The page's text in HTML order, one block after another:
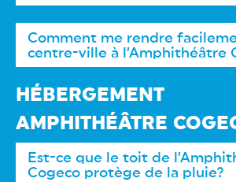
possible
Comment me rendre
centre-ville à l’Amphithéâtre
HÉBERGEMENT
AMPHITHÉÂTRE
Est-ce que le toit de
Cogeco protège de la pluie?